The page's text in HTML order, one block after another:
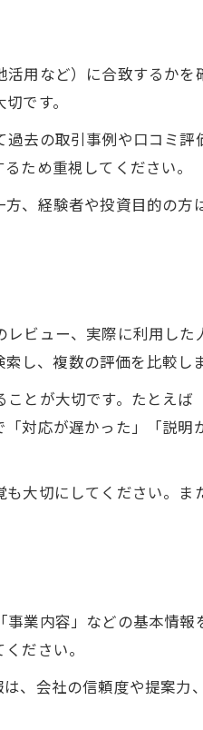
用など）に合致するかを
です。
去の取引事例や口コミ評
ため重視してください。
、経験者や投資目的の方
ビュー、実際に利用した
し、複数の評価を比較し
とが大切です。たとえば
対応が遅かった」「説明
大切にしてください。ま
業内容」などの基本情報
ださい。
、会社の信頼度や提案力